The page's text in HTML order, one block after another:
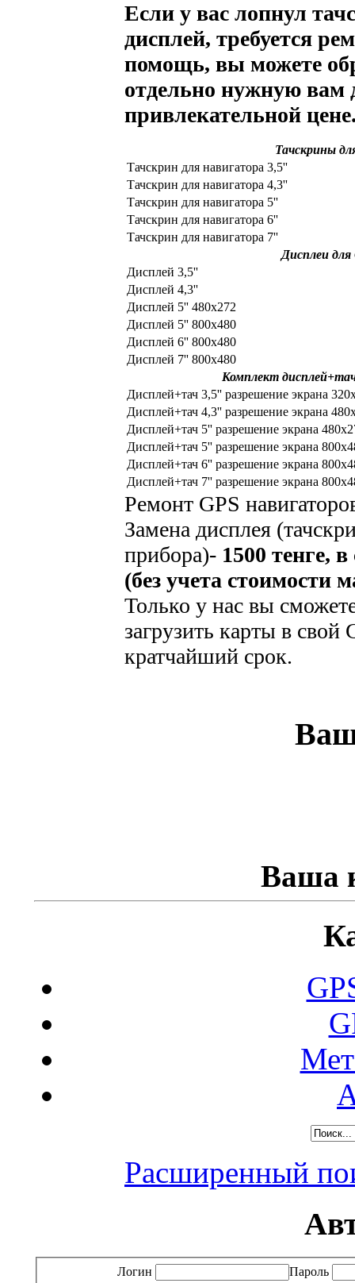
Если у вас лопнул
дисплей, требуется
помощь, вы можете
отдельно нужную вам
привлекательной
Тачскрины
Тачскрин для навигатора 3,5''
Тачскрин для навигатора 4,3''
Тачскрин для навигатора 5''
Тачскрин для навигатора 6''
Тачскрин для навигатора 7''
Дисплеи для
Дисплей 3,5''
Дисплей 4,3''
Дисплей 5'' 480x272
Дисплей 5'' 800x480
Дисплей 6'' 800x480
Дисплей 7'' 800x480
Комплект
Дисплей+тач 3,5'' разрешение экрана
Дисплей+тач 4,3'' разрешение экрана
Дисплей+тач 5'' разрешение экрана
Дисплей+тач 5'' разрешение экрана
Дисплей+тач 6'' разрешение экрана
Дисплей+тач 7'' разрешение экрана
Ремонт GPS
Замена дисплея
прибора)- 1500 тенге,
(без учета стоимости
Только у нас вы
загрузить карты в свой
кратчайший срок.
Ваша
Расширенный
Логин Пароль